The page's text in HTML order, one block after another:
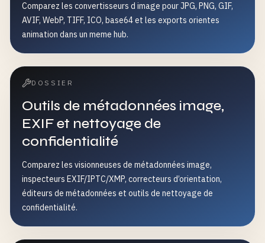
Comparez les convertisseurs d image pour JPG, PNG, GIF,
AVIF, WebP, TIFF, ICO, base64 et les exports orientes
animation dans un meme hub.
DOSSIER
Outils de métadonnées image,
EXIF et nettoyage de
confidentialité
Comparez les visionneuses de métadonnées image,
inspecteurs EXIF/IPTC/XMP, correcteurs d’orientation,
éditeurs de métadonnées et outils de nettoyage de
confidentialité.